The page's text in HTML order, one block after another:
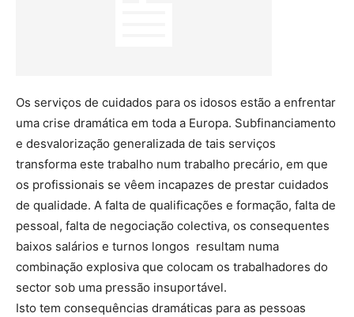
Os serviços de cuidados para os idosos estão a enfrentar
uma crise dramática em toda a Europa. Subfinanciamento
e desvalorização generalizada de tais serviços
transforma este trabalho num trabalho precário, em que
os profissionais se vêem incapazes de prestar cuidados
de qualidade. A falta de qualificações e formação, falta de
pessoal, falta de negociação colectiva, os consequentes
baixos salários e turnos longos resultam numa
combinação explosiva que colocam os trabalhadores do
sector sob uma pressão insuportável.
Isto tem consequências dramáticas para as pessoas